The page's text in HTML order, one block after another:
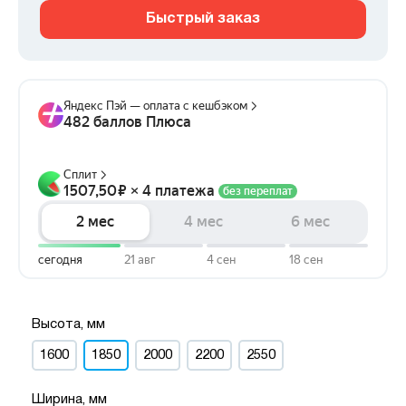
Быстрый заказ
Высота, мм
1600 1850 2000 2200 2550
Ширина, мм